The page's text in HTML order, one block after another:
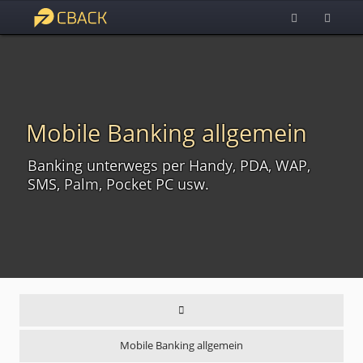
Mobile Banking allgemein
Banking unterwegs per Handy, PDA, WAP,
SMS, Palm, Pocket PC usw.
Mobile Banking allgemein